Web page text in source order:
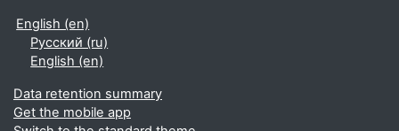
English ‎(en)‎
Русский ‎(ru)‎
English ‎(en)‎
Data retention summary
Get the mobile app